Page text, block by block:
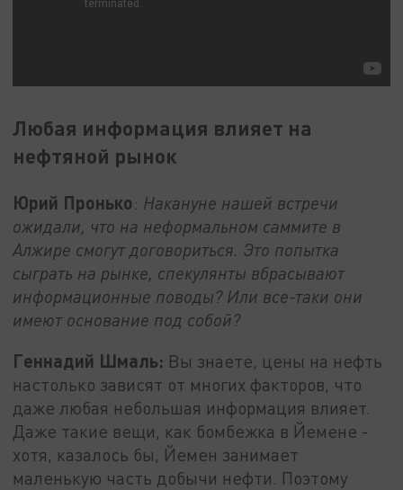
Любая информация влияет на
нефтяной рынок
Юрий Пронько: Накануне нашей встречи
ожидали, что на неформальном саммите в
Алжире смогут договориться. Это попытка
сыграть на рынке, спекулянты вбрасывают
информационные поводы? Или все-таки они
имеют основание под собой?
Геннадий Шмаль: Вы знаете, цены на нефть
настолько зависят от многих факторов, что
даже любая небольшая информация влияет.
Даже такие вещи, как бомбежка в Йемене -
хотя, казалось бы, Йемен занимает
маленькую часть добычи нефти. Поэтому